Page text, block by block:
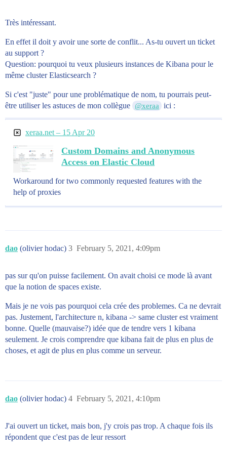
Très intéressant.
En effet il doit y avoir une sorte de conflit... As-tu ouvert un ticket
au support ?
Question: pourquoi tu veux plusieurs instances de Kibana pour le
même cluster Elasticsearch ?
Si c'est "juste" pour une problématique de nom, tu pourrais peut-
être utiliser les astuces de mon collègue @xeraa ici :
xeraa.net – 15 Apr 20
Custom Domains and Anonymous
Access on Elastic Cloud
Workaround for two commonly requested features with the
help of proxies
dao (olivier hodac) February 5, 2021, 4:09pm
3
pas sur qu'on puisse facilement. On avait choisi ce mode là avant
que la notion de spaces existe.
Mais je ne vois pas pourquoi cela crée des problemes. Ca ne devrait
pas. Justement, l'architecture n, kibana -> same cluster est vraiment
bonne. Quelle (mauvaise?) idée que de tendre vers 1 kibana
seulement. Je crois comprendre que kibana fait de plus en plus de
choses, et agit de plus en plus comme un serveur.
dao (olivier hodac) February 5, 2021, 4:10pm
4
J'ai ouvert un ticket, mais bon, j'y crois pas trop. A chaque fois ils
répondent que c'est pas de leur ressort